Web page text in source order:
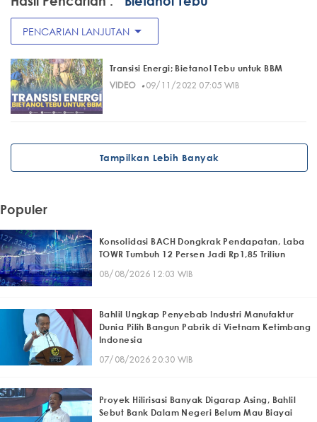
PENCARIAN LANJUTAN arrow_drop_down
Transisi Energi; Bietanol Tebu untuk BBM
VIDEO· 09/11/2022 07:05 WIB
Tampilkan Lebih Banyak
Populer
Konsolidasi BACH Dongkrak Pendapatan, Laba
TOWR Tumbuh 12 Persen Jadi Rp1,85 Triliun
08/08/2026 12:03 WIB
Bahlil Ungkap Penyebab Industri Manufaktur
Dunia Pilih Bangun Pabrik di Vietnam Ketimbang
Indonesia
07/08/2026 20:30 WIB
Proyek Hilirisasi Banyak Digarap Asing, Bahlil
Sebut Bank Dalam Negeri Belum Mau Biayai